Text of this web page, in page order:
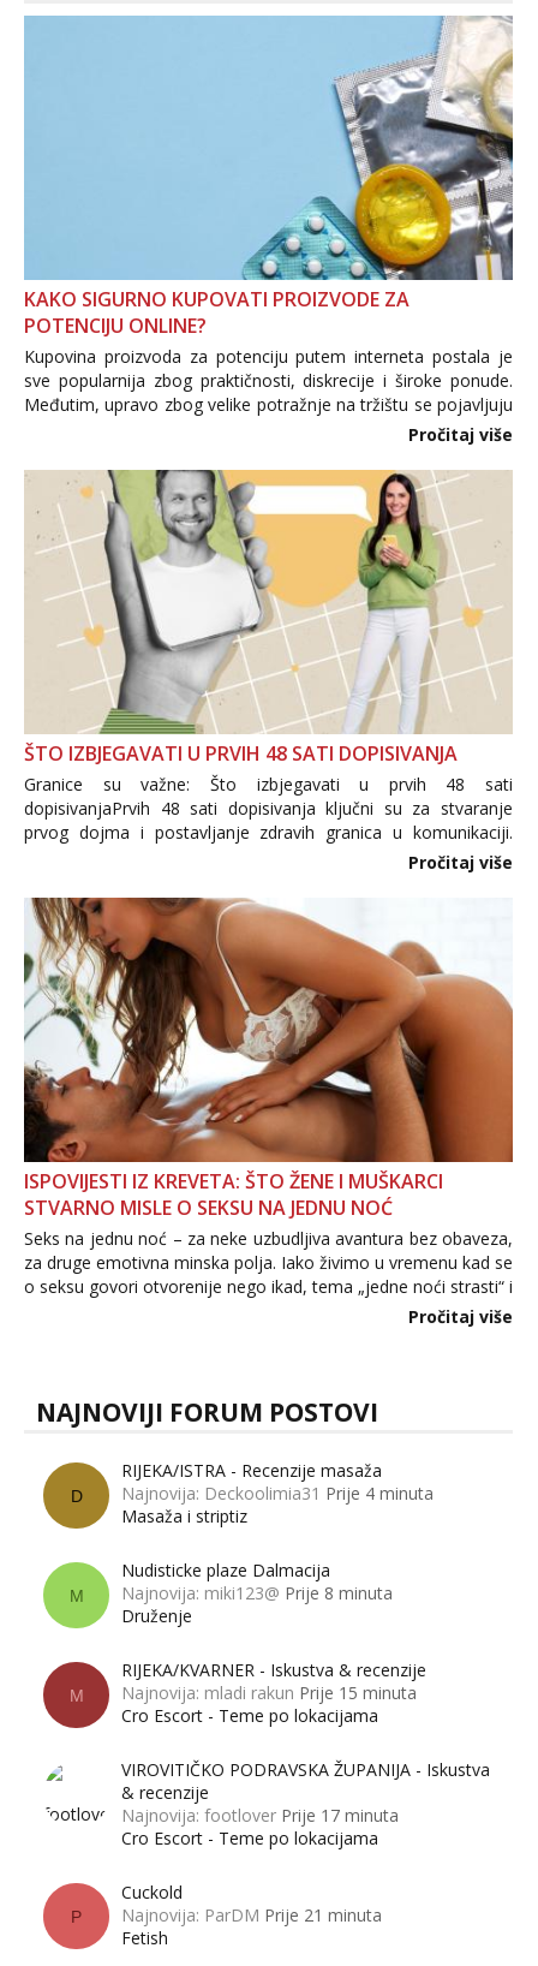
KAKO SIGURNO KUPOVATI PROIZVODE ZA
POTENCIJU ONLINE?
Kupovina proizvoda za potenciju putem interneta postala je
sve popularnija zbog praktičnosti, diskrecije i široke ponude.
Međutim, upravo zbog velike potražnje na tržištu se pojavljuju
i brojni krivotvoreni proizvodi, nepouzdane internetske
Pročitaj više
ŠTO IZBJEGAVATI U PRVIH 48 SATI DOPISIVANJA
Granice su važne: Što izbjegavati u prvih 48 sati
dopisivanjaPrvih 48 sati dopisivanja ključni su za stvaranje
prvog dojma i postavljanje zdravih granica u komunikaciji.
Važno je izbjeći prebrzo otkrivanje osobnih ili intimnih
informacija, jer nepoznata osoba još nije zaslužila to
povjerenje. Takođe...
Pročitaj više
ISPOVIJESTI IZ KREVETA: ŠTO ŽENE I MUŠKARCI
STVARNO MISLE O SEKSU NA JEDNU NOĆ
Seks na jednu noć – za neke uzbudljiva avantura bez obaveza,
za druge emotivna minska polja. Iako živimo u vremenu kad se
o seksu govori otvorenije nego ikad, tema „jedne noći strasti“ i
dalje izaziva burne rasprave. Što zapravo misle žene, a što
Pročitaj više
NAJNOVIJI FORUM POSTOVI
D
RIJEKA/ISTRA - Recenzije masaža
Najnovija: Deckoolimia31 Prije 4 minuta
Masaža i striptiz
M
Nudisticke plaze Dalmacija
Najnovija: miki123@ Prije 8 minuta
Druženje
M
RIJEKA/KVARNER - Iskustva & recenzije
Najnovija: mladi rakun Prije 15 minuta
Cro Escort - Teme po lokacijama
VIROVITIČKO PODRAVSKA ŽUPANIJA - Iskustva
& recenzije
Najnovija: footlover Prije 17 minuta
Cro Escort - Teme po lokacijama
P
Cuckold
Najnovija: ParDM Prije 21 minuta
Fetish